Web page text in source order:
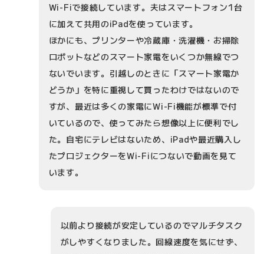
Wi-Fiで接続しています。夫はスマートフォン1台
に加えて共用のiPadを使っています。
ほかにも、プリンターや冷蔵庫・洗濯機・お掃除
ロボットなどのスマート家電をいくつか無線でつ
ないでいます。引越しのときに「スマート家電か
どうか」を特に重視して買ったわけではないので
すが、最近は多くの家電にWi-Fi機能が標準で付
いているので、使ってみたら想像以上に便利でし
た。自宅にテレビはないため、iPadや最近購入し
たプロジェクターをWi-Fiにつないで動画を見て
います。
以前より接続が安定しているのでマルチタスク
がしやすくなりました。回線速度を気にせず、